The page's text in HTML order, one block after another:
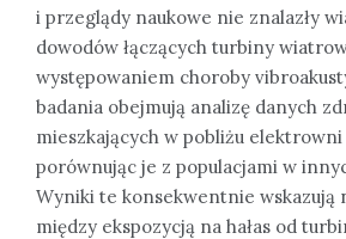
i przeglądy naukowe nie znalazły
dowodów łączących turbiny
występowaniem choroby
badania obejmują analizę danych
mieszkających w pobliżu
porównując je z populacjami w
Wyniki te konsekwentnie wskazują
między ekspozycją na hałas od